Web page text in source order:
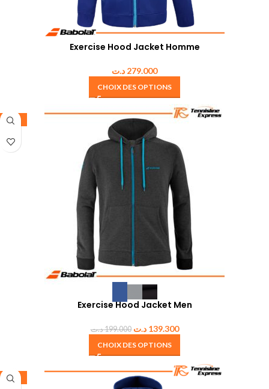
Exercise Hood Jacket Homme
279.000 د.ت
CHOIX DES OPTIONS
-30%
Exercise Hood Jacket Men
199.000د.ت 139.300 د.ت
CHOIX DES OPTIONS
-30%